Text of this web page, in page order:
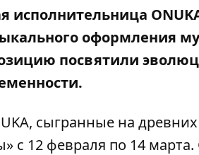
исполнительница
оформления
посвятили
сыгранные на
с 12 февраля по 14